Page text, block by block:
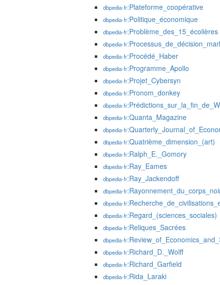
dbpedia-fr:Plateforme_coopérative
dbpedia-fr:Politique_économique
dbpedia-fr:Problème_des_15_écolières
dbpedia-fr
dbpedia-fr:Procédé_Haber
dbpedia-fr:Programme_Apollo
dbpedia-fr:Projet_Cybersyn
dbpedia-fr:Pronom_donkey
dbpedia-fr
dbpedia-fr:Quanta_Magazine
dbpedia-fr
dbpedia-fr:Quatrième_dimension_(art)
dbpedia-fr:Ralph_E._Gomory
dbpedia-fr:Ray_Eames
dbpedia-fr:Ray_Jackendoff
dbpedia-fr
dbpedia-fr
dbpedia-fr:Regard_(sciences_sociales)
dbpedia-fr:Reliques_Sacrées
dbpedia-fr
dbpedia-fr:Richard_D._Wolff
dbpedia-fr:Richard_Garfield
dbpedia-fr:Rida_Laraki